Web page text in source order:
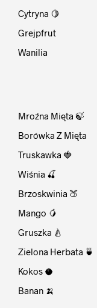
Cytryna 🍋
Grejpfrut
Wanilia
Mroźna Mięta 🍃
Borówka Z Mięta
Truskawka 🍓
Wiśnia 🍒
Brzoskwinia 🍑
Mango 🥭
Gruszka 🍐
Zielona Herbata 🍵
Kokos 🥥
Banan 🍌